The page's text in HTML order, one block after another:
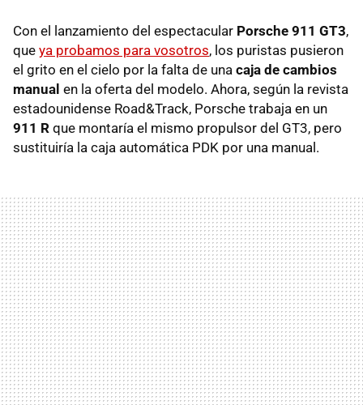
Con el lanzamiento del espectacular Porsche 911 GT3,
que ya probamos para vosotros, los puristas pusieron
el grito en el cielo por la falta de una caja de cambios
manual en la oferta del modelo. Ahora, según la revista
estadounidense Road&Track, Porsche trabaja en un
911 R que montaría el mismo propulsor del GT3, pero
sustituiría la caja automática PDK por una manual.